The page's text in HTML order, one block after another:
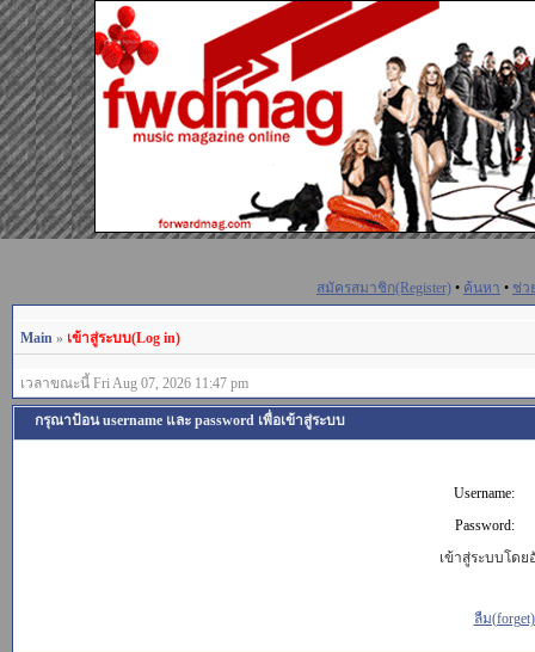
สมัครสมาชิก(Register) • ค้นหา • ช่ว
Main » เข้าสู่ระบบ(Log in)
เวลาขณะนี้ Fri Aug 07, 2026 11:47 pm
กรุณาป้อน username และ password เพื่อเข้าสู่ระบบ
Username:
Password:
เข้าสู่ระบบโดย
ลืม